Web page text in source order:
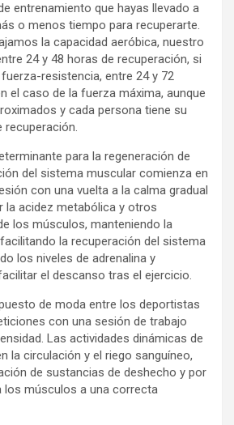
entrenamiento que hayas llevado a
o menos tiempo para recuperarte.
la capacidad aeróbica, nuestro
24 y 48 horas de recuperación, si
resistencia, entre 24 y 72
el caso de la fuerza máxima, aunque
y cada persona tiene su
recuperación.
para la regeneración de
del sistema muscular comienza en
con una vuelta a la calma gradual
la acidez metabólica y otros
los músculos, manteniendo la
la recuperación del sistema
los niveles de adrenalina y
el descanso tras el ejercicio.
de moda entre los deportistas
con una sesión de trabajo
Las actividades dinámicas de
la circulación y el riego sanguíneo,
de sustancias de deshecho y por
los músculos a una correcta